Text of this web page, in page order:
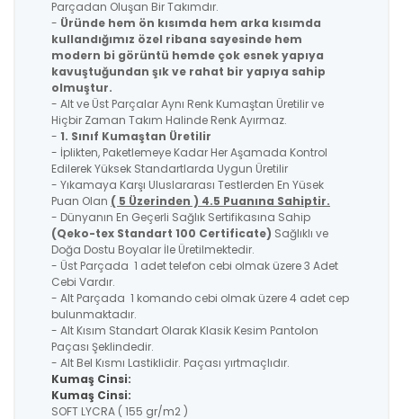
Parçadan Oluşan Bir Takımdır.
- Üründe hem ön kısımda hem arka kısımda
kullandığımız özel ribana sayesinde hem
modern bi görüntü hemde çok esnek yapıya
kavuştuğundan şık ve rahat bir yapıya sahip
olmuştur.
- Alt ve Üst Parçalar Aynı Renk Kumaştan Üretilir ve
Hiçbir Zaman Takım Halinde Renk Ayırmaz.
- 1. Sınıf Kumaştan Üretilir
- İplikten, Paketlemeye Kadar Her Aşamada Kontrol
Edilerek Yüksek Standartlarda Uygun Üretilir
- Yıkamaya Karşı Uluslararası Testlerden En Yüsek
Puan Olan ( 5 Üzerinden ) 4.5 Puanına Sahiptir.
- Dünyanın En Geçerli Sağlık Sertifikasına Sahip
(Qeko-tex Standart 100 Certificate) Sağlıklı ve
Doğa Dostu Boyalar İle Üretilmektedir.
- Üst Parçada 1 adet telefon cebi olmak üzere 3 Adet
Cebi Vardır.
- Alt Parçada 1 komando cebi olmak üzere 4 adet cep
bulunmaktadır.
- Alt Kısım Standart Olarak Klasik Kesim Pantolon
Paçası Şeklindedir.
- Alt Bel Kısmı Lastiklidir. Paçası yırtmaçlıdır.
Kumaş Cinsi:
Kumaş Cinsi:
SOFT LYCRA ( 155 gr/m2 )